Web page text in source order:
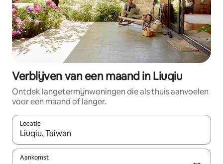
Verblijven van een maand in Liuqiu
Ontdek langetermijnwoningen die als thuis aanvoelen
voor een maand of langer.
Locatie
Wanneer er resultaten beschikbaar zijn, maak je een keuze
Aankomst